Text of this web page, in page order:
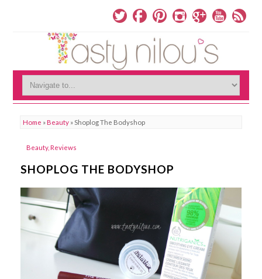
Home »Beauty»Shoplog The Bodyshop
Beauty, Reviews
SHOPLOG THE BODYSHOP